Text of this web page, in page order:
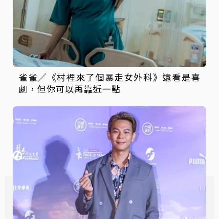
雀雀／《村裡來了個暴走女外科》遠看是喜
劇，但你可以再靠近一點